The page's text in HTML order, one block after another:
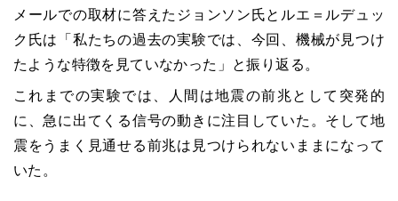
メールでの取材に答えたジョンソン氏とルエ＝ルデュッ
ク氏は「私たちの過去の実験では、今回、機械が見つけ
たような特徴を見ていなかった」と振り返る。
これまでの実験では、人間は地震の前兆として突発的
に、急に出てくる信号の動きに注目していた。そして地
震をうまく見通せる前兆は見つけられないままになって
いた。